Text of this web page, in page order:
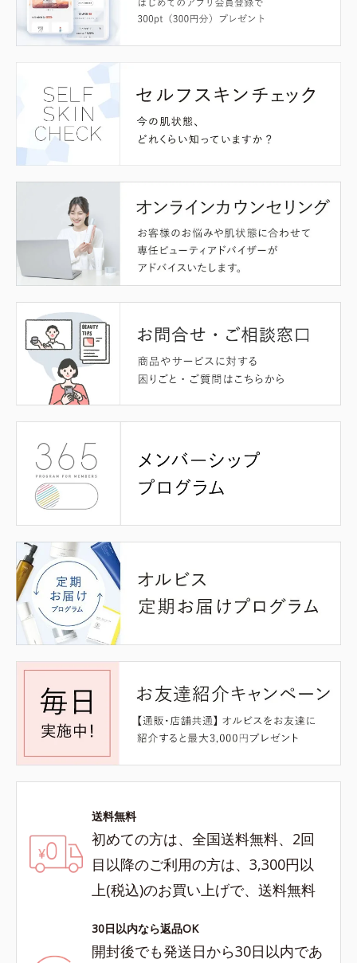
送料無料
初めての方は、全国送料無料、2回
目以降のご利用の方は、3,300円以
上(税込)のお買い上げで、送料無料
30日以内なら返品OK
開封後でも発送日から30日以内であ